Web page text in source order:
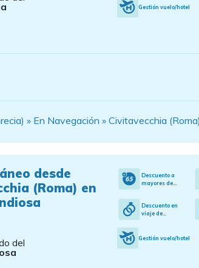
Gestión vuelo/hotel
» En Navegación » Civitavecchia (Roma)
desde
(Roma) en
del
Descuento a
mayores de...
Descuento en
viaje de...
Gestión vuelo/hotel